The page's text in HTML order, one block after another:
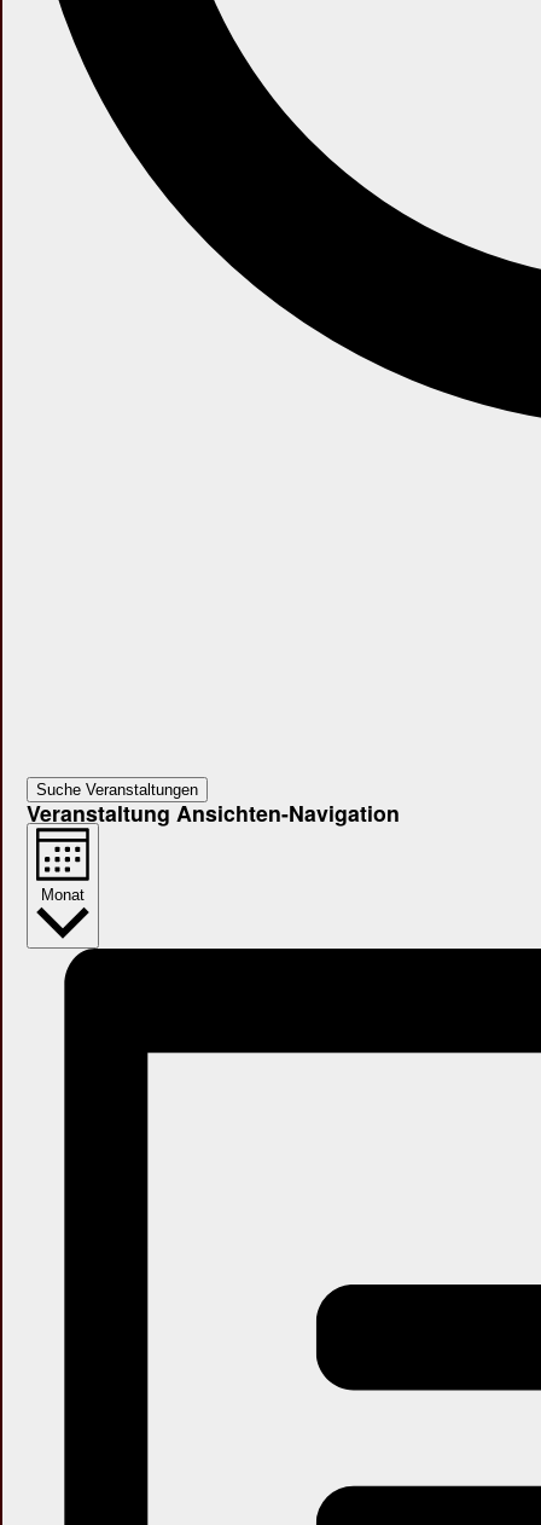
Suche Veranstaltungen
Veranstaltung Ansichten-Navigation
Monat